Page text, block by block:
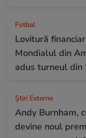
Fotbal
Lovitură
Mondialul din
adus turneul din
Știri Externe
Andy Burnham,
devine noul